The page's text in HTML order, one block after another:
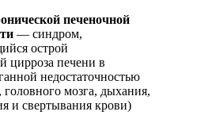
печеночной
— синдром,
острой
цирроза печени в
недостаточностью
мозга, дыхания,
и свертывания крови)